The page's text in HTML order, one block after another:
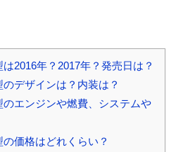
2016年？2017年？発売日は？
デザインは？内装は？
エンジンや燃費、システムや
価格はどれくらい？